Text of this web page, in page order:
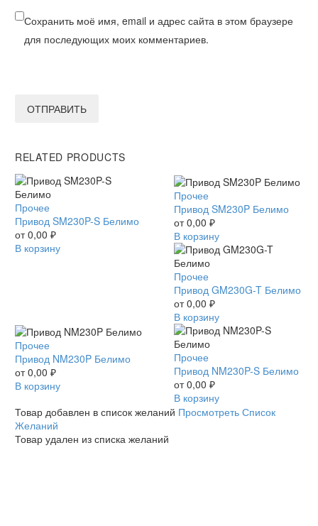
Сохранить моё имя, email и адрес сайта в этом браузере
для последующих моих комментариев.
ОТПРАВИТЬ
RELATED PRODUCTS
Привод
SM230P-
S
Белимо
Прочее
Привод SM230P-S Белимо
от0,00 ₽
В корзину
Привод
SM230P
Белимо
Прочее
Привод SM230P Белимо
от0,00 ₽
В корзину
Привод
GM230G-
T
Белимо
Прочее
Привод GM230G-T Белимо
от0,00 ₽
В корзину
Привод
NM230P
Белимо
Прочее
Привод NM230P Белимо
от0,00 ₽
В корзину
Привод
NM230P-
S
Белимо
Прочее
Привод NM230P-S Белимо
от0,00 ₽
В корзину
Товар добавлен в список желаний Просмотреть Список
Желаний
Товар удален из списка желаний